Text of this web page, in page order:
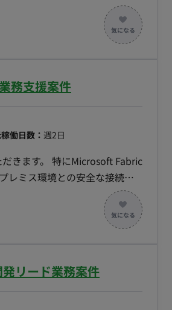
高可用性、繁忙期の需要に応
。 - 小売業界のニーズ（店舗
ンス、効率性を継続的に向上
最適化を推進。 - デプロイメ
サイクル全体の高速化に貢
、育成、リーダーシップ。 -
ルなコラボレーションの促
ど）との契約交渉および関係
務支援案件
働日数： 週2日
きます。 特にMicrosoft Fabric
レミス環境との安全な接続環
要に応じて、メンバーへの技術
リード業務案件